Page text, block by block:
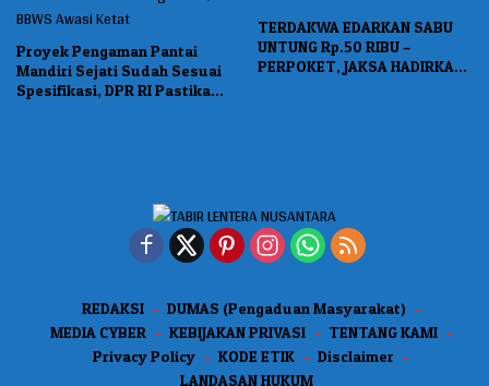
Proyek Pengaman Pantai
Mandiri Sejati Sudah Sesuai
Spesifikasi, DPR RI Pastikan
TERDAKWA EDARKAN SABU
UNTUNG Rp.50 RIBU –
PERPOKET, JAKSA HADIRKAN
REDAKSI
DUMAS (Pengaduan Masyarakat)
MEDIA CYBER
KEBIJAKAN PRIVASI
TENTANG KAMI
Privacy Policy
KODE ETIK
Disclaimer
LANDASAN HUKUM